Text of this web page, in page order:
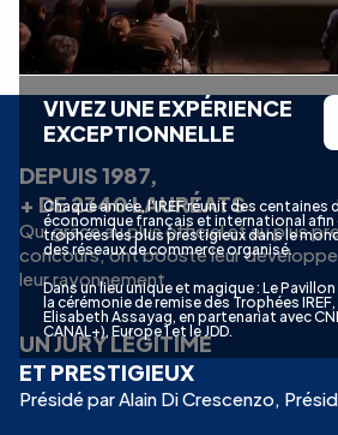
VIVEZ UNE EXPÉRIENCE
EXCEPTIONNELLE
Chaque année, l’IREF réunit des centaines
économique français et international afin
trophées les plus prestigieux dans le
des réseaux de commerce organisé.
Dans un lieu unique et magique : Le
la cérémonie de remise des Trophées
Elisabeth Assayag, en partenariat avec
CANAL+), Europe 1 et le JDD.
DEPUIS 1987,
+ DE 2340 LAURÉATS
Qui grâce au plus officiel et au plus
concours, ont boosté leur
leur rayonnement
UN JURY LÉGITIME
ET PRESTIGIEUX
Présidé par Alain Di Crescenzo,